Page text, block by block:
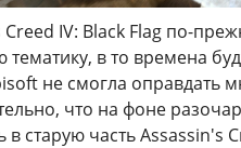
IV: Black Flag по-
тематику, в то времена
не смогла оправдать
что на фоне
в старую часть Assassin's